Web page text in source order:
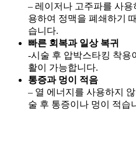
– 레이저나 고주파를 사용
용하여 정맥을 폐쇄하기
습니다.
빠른 회복과 일상 복귀
-시술 후 압박스타킹 착용
활이 가능합니다.
통증과 멍이 적음
– 열 에너지를 사용하지
술 후 통증이나 멍이 적습